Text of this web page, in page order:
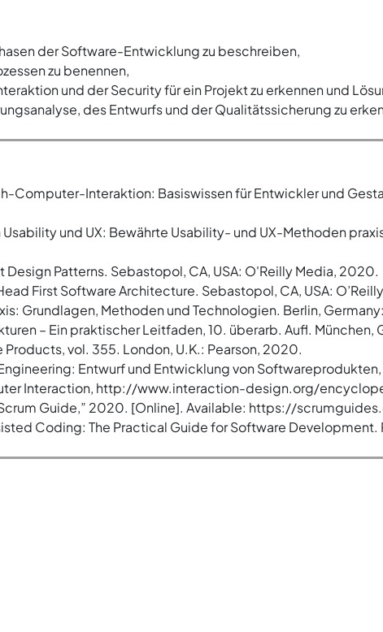
der Software-Entwicklung zu beschreiben,
zu benennen,
und der Security für ein Projekt zu erkennen und
des Entwurfs und der Qualitätssicherung zu
Computer-Interaktion: Basiswissen für Entwickler und
Usability und UX: Bewährte Usability- und UX-Methoden
Design Patterns. Sebastopol, CA, USA: O'Reilly Media, 2020.
First Software Architecture. Sebastopol, CA, USA:
Grundlagen, Methoden und Technologien. Berlin,
– Ein praktischer Leitfaden, 10. überarb. Aufl. München,
vol. 355. London, U.K.: Pearson, 2020.
Entwurf und Entwicklung von
Interaction, http://www.interaction-design.org/
Scrum Guide,” 2020. [Online]. Available: https://
Coding: The Practical Guide for Software Development.